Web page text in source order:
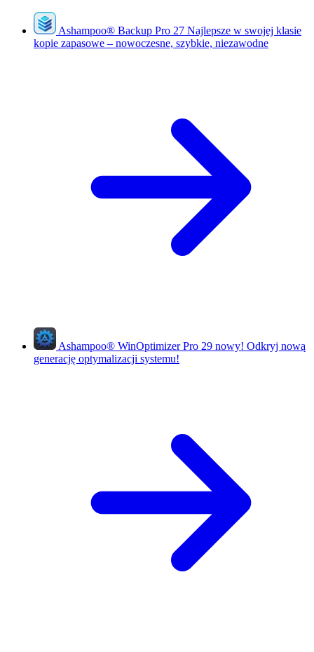
Ashampoo® Backup Pro 27 Najlepsze w swojej klasie
kopie zapasowe – nowoczesne, szybkie, niezawodne
Ashampoo® WinOptimizer Pro 29 nowy! Odkryj nową
generację optymalizacji systemu!